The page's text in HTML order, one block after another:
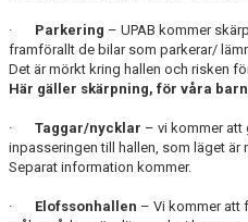
RÖBÄCKS ARENA
· Parkering – UPAB kommer
framförallt de bilar som parkerar/
Det är mörkt kring hallen och risken
Här gäller skärpning, för våra
· Taggar/nycklar – vi kommer att
inpasseringen till hallen, som läget är
Separat information kommer.
· Elofssonhallen – Vi kommer att